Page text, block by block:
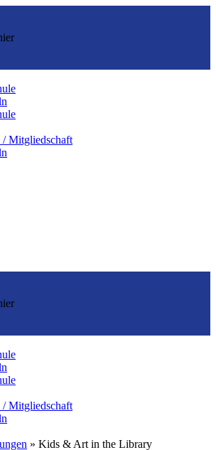
Mitgliedschaft
Mitgliedschaft
» Kids & Art in the Library